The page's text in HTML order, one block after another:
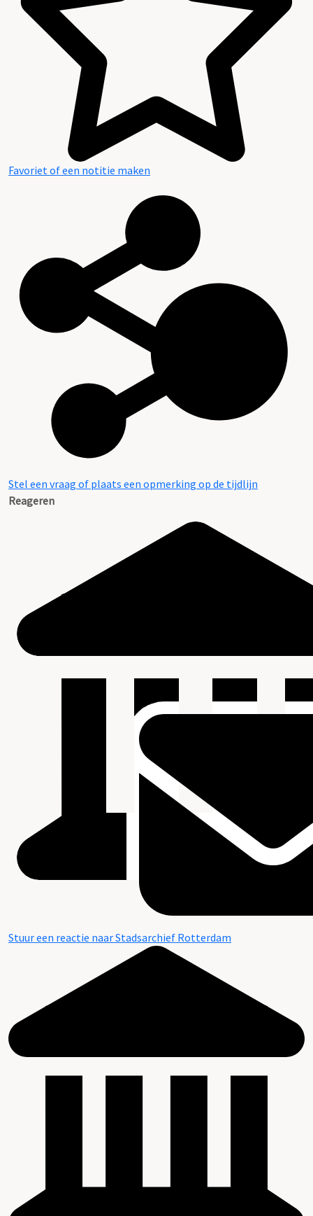
Favoriet of een notitie maken
Stel een vraag of plaats een opmerking op de tijdlijn
Reageren
Stuur een reactie naar Stadsarchief Rotterdam